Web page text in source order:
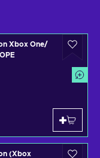
Xbox One/
(Xbox